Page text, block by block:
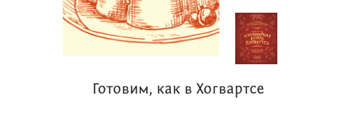
Готовим, как в Хогвартсе